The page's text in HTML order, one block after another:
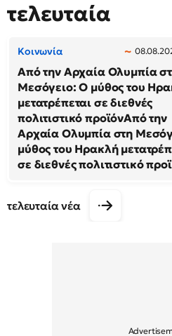
τελευταία
Κοινωνία
Από την Αρχαία Ολυμπία
Μεσόγειο: Ο μύθος του
μετατρέπεται σε διεθνές
πολιτιστικό προϊόνΑπό την
Αρχαία Ολυμπία στη
μύθος του Ηρακλή
σε διεθνές πολιτιστικό
τελευταία νέα